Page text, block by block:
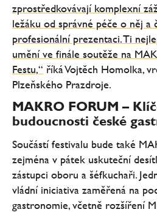
zprostředkovávají komplexní
ležáku od správné péče o něj a
profesionální prezentaci. Ti
umění ve finále soutěže na
Festu,“ říká Vojtěch Homolka,
Plzeňského Prazdroje.
MAKRO FORUM –
budoucnosti české
Součástí festivalu bude také
zejména v pátek uskuteční
zástupci oboru a šéfkuchaři.
vládní iniciativa zaměřená na
gastronomie, včetně rozšíření